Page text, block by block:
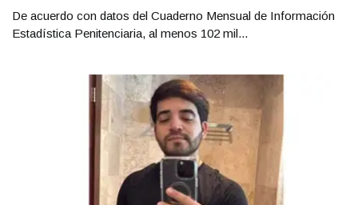
De acuerdo con datos del Cuaderno Mensual de Información
Estadística Penitenciaria, al menos 102 mil...